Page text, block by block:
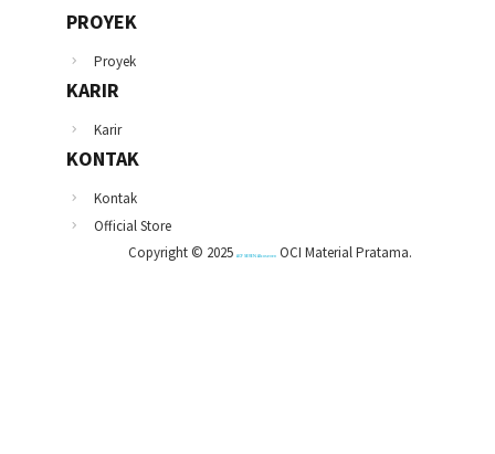
PROYEK
Proyek
KARIR
Karir
KONTAK
Kontak
Official Store
Copyright © 2025ACP SEVEN Alcoseven OCI Material Pratama.